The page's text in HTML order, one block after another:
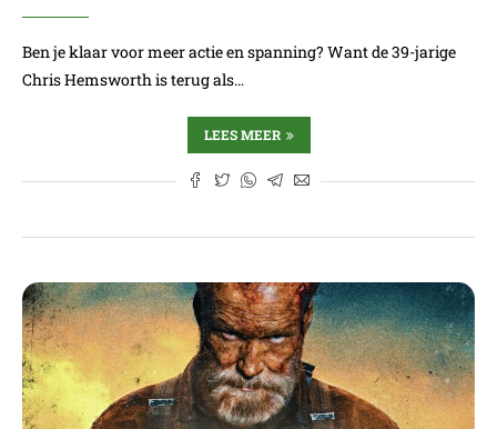
Ben je klaar voor meer actie en spanning? Want de 39-jarige
Chris Hemsworth is terug als…
LEES MEER